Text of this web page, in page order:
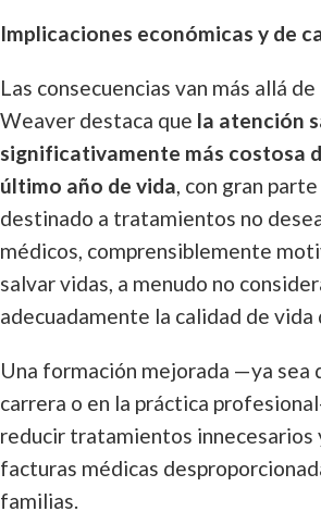
Implicaciones económicas y de
Las consecuencias van más allá
Weaver destaca que la atención
significativamente más costosa
último año de vida, con gran
destinado a tratamientos no
médicos, comprensiblemente
salvar vidas, a menudo no
adecuadamente la calidad de vida
Una formación mejorada —ya sea
carrera o en la práctica
reducir tratamientos innecesarios
facturas médicas
familias.